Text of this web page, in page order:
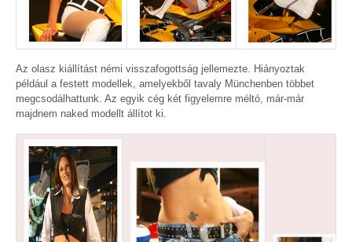
Az olasz kiállítást némi visszafogottság jellemezte. Hiányoztak
például a festett modellek, amelyekből tavaly Münchenben többet
megcsodálhattunk. Az egyik cég két figyelemre méltó, már-már
majdnem naked modellt állítot ki.